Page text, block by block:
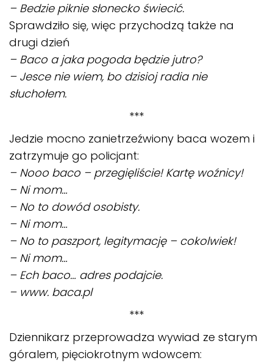
– Bedzie piknie słonecko świecić.
Sprawdziło się, więc przychodzą także na
drugi dzień
– Baco a jaka pogoda będzie jutro?
– Jesce nie wiem, bo dzisioj radia nie
słuchołem.
***
Jedzie mocno zanietrzeźwiony baca wozem i
zatrzymuje go policjant:
– Nooo baco – przegięliście! Kartę woźnicy!
– Ni mom…
– No to dowód osobisty.
– Ni mom…
– No to paszport, legitymację – cokolwiek!
– Ni mom…
– Ech baco… adres podajcie.
– www. baca.pl
***
Dziennikarz przeprowadza wywiad ze starym
góralem, pięciokrotnym wdowcem: